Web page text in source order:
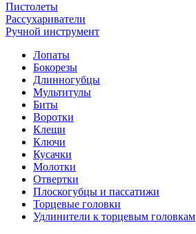
Пистолеты
Рассухариватели
Ручной инструмент
Лопаты
Бокорезы
Длинногубцы
Мультитулы
Биты
Воротки
Клещи
Ключи
Кусачки
Молотки
Отвертки
Плоскогубцы и пассатижи
Торцевые головки
Удлинители к торцевым головкам